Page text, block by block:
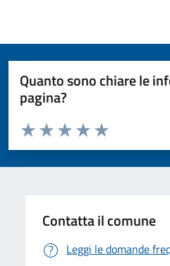
Quanto sono chiare le
pagina?
Valuta da 1 a 5 stelle la pagina
Valuta 5 stelle
Valuta 4 stelle su 5
Valuta 3 stelle su 5
Valuta 2 stelle su 5
Valuta 1 stelle su 5
Contatta il comune
Leggi le domande